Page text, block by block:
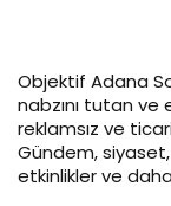
Objektif Adana
nabzını tutan
reklamsız ve
Gündem,
etkinlikler ve